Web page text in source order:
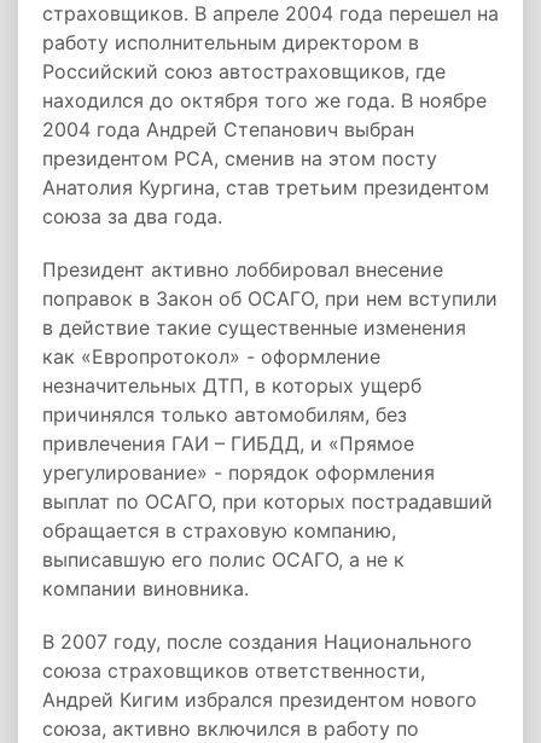
страховщиков. В апреле 2004 года перешел на
работу исполнительным директором в
Российский союз автостраховщиков, где
находился до октября того же года. В ноябре
2004 года Андрей Степанович выбран
президентом РСА, сменив на этом посту
Анатолия Кургина, став третьим президентом
союза за два года.
Президент активно лоббировал внесение
поправок в Закон об ОСАГО, при нем вступили
в действие такие существенные изменения
как «Европротокол» - оформление
незначительных ДТП, в которых ущерб
причинялся только автомобилям, без
привлечения ГАИ – ГИБДД, и «Прямое
урегулирование» - порядок оформления
выплат по ОСАГО, при которых пострадавший
обращается в страховую компанию,
выписавшую его полис ОСАГО, а не к
компании виновника.
В 2007 году, после создания Национального
союза страховщиков ответственности,
Андрей Кигим избрался президентом нового
союза, активно включился в работу по